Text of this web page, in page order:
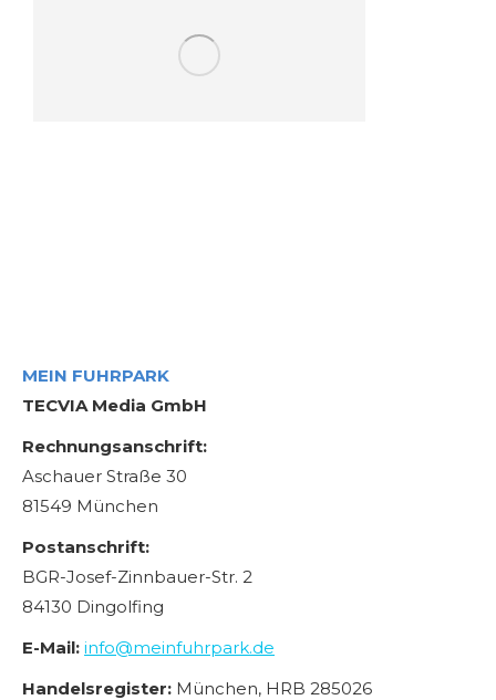
MEIN FUHRPARK
TECVIA Media GmbH
Rechnungsanschrift:
Aschauer Straße 30
81549 München
Postanschrift:
BGR-Josef-Zinnbauer-Str. 2
84130 Dingolfing
E-Mail: info@meinfuhrpark.de
Handelsregister: München, HRB 285026